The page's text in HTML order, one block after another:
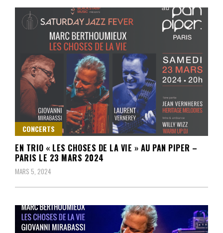
CONCERTS
EN TRIO « LES CHOSES DE LA VIE » AU PAN PIPER –
PARIS LE 23 MARS 2024
MARS 5, 2024